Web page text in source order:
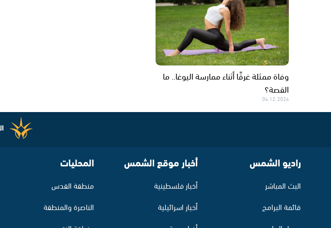
وفاة ممثلة غرقًا أثناء ممارسة اليوغا.. ما
القصة؟
04.12.2024
راديو الشمس
البث المباشر
قائمة البرامج
أخبار موقع الشمس
أخبار فلسطينية
أخبار اسرائيلية
المحليات
منطقة القدس
الناصرة والمنطقة